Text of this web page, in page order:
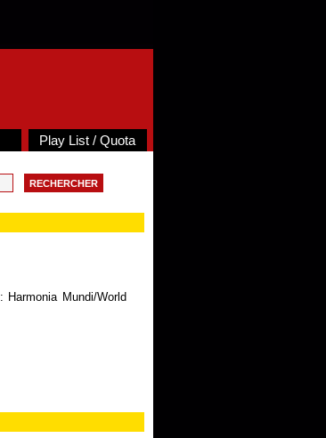
Play List / Quota
: Harmonia Mundi/World